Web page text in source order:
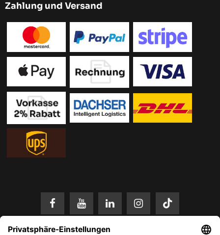
Zahlung und Versand
* Alle Preise in EUR inkl. gesetzl. Mehrwertsteuer zzgl. Versandkosten.